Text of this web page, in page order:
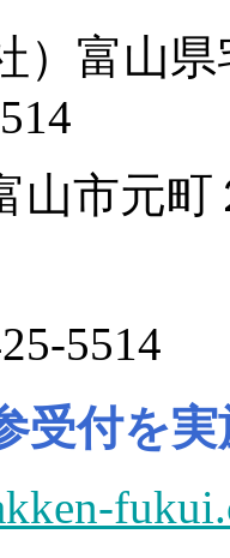
富山県
山市元
5514
付を実